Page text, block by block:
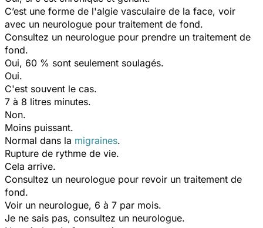
C’est une forme de l'algie vasculaire de la face, voir
avec un neurologue pour traitement de fond.
Consultez un neurologue pour prendre un traitement de
fond.
Oui, 60 % sont seulement soulagés.
Oui.
C'est souvent le cas.
7 à 8 litres minutes.
Non.
Moins puissant.
Normal dans la migraines.
Rupture de rythme de vie.
Cela arrive.
Consultez un neurologue pour revoir un traitement de
fond.
Voir un neurologue, 6 à 7 par mois.
Je ne sais pas, consultez un neurologue.